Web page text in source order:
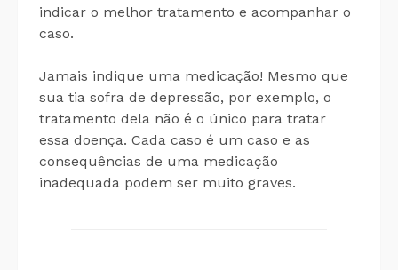
indicar o melhor tratamento e acompanhar o
caso.
Jamais indique uma medicação! Mesmo que
sua tia sofra de depressão, por exemplo, o
tratamento dela não é o único para tratar
essa doença. Cada caso é um caso e as
consequências de uma medicação
inadequada podem ser muito graves.